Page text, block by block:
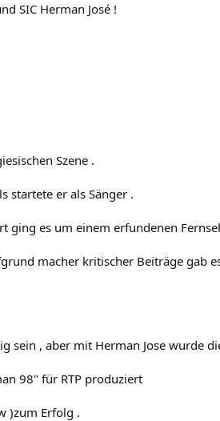
SIC Herman José !
Szene .
startete er als Sänger .
ging es um einem erfundenen
macher kritischer Beiträge gab
, aber mit Herman Jose wurde
98" für RTP produziert
)zum Erfolg .